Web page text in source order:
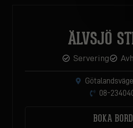
ÄLVSJÖ
Servering
08-
BOKA BORD